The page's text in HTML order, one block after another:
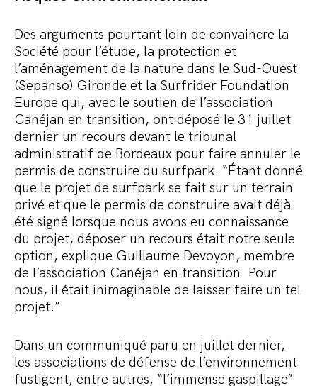
Des arguments pourtant loin de convaincre la
Société pour l’étude, la protection et
l’aménagement de la nature dans le Sud-Ouest
(Sepanso) Gironde et la Surfrider Foundation
Europe qui, avec le soutien de l’association
Canéjan en transition, ont déposé le 31 juillet
dernier un recours devant le tribunal
administratif de Bordeaux pour faire annuler le
permis de construire du surfpark. “Étant donné
que le projet de surfpark se fait sur un terrain
privé et que le permis de construire avait déjà
été signé lorsque nous avons eu connaissance
du projet, déposer un recours était notre seule
option, explique Guillaume Devoyon, membre
de l’association Canéjan en transition. Pour
nous, il était inimaginable de laisser faire un tel
projet.”
Dans un communiqué paru en juillet dernier,
les associations de défense de l’environnement
fustigent, entre autres, “l’immense gaspillage”